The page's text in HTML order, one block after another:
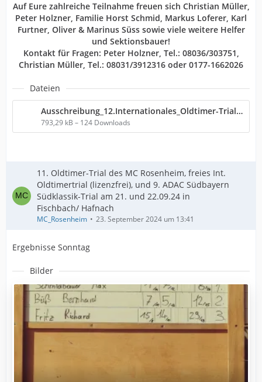
Auf Eure zahlreiche Teilnahme freuen sich Christian Müller,
Peter Holzner, Familie Horst Schmid, Markus Loferer, Karl
Furtner, Oliver & Marinus Süss sowie viele weitere Helfer
und Sektionsbauer!
Kontakt für Fragen: Peter Holzner, Tel.: 08036/303751,
Christian Müller, Tel.: 08031/3912316 oder 0177-1662026
Dateien
Ausschreibung_12.Internationales_Oldtimer-Trial_2025_neu_klein.pdf
793,29 kB – 124 Downloads
11. Oldtimer-Trial des MC Rosenheim, freies Int.
Oldtimertrial (lizenzfrei), und 9. ADAC Südbayern
Südklassik-Trial am 21. und 22.09.24 in
Fischbach/ Hafnach
MC_Rosenheim 23. September 2024 um 13:41
Ergebnisse Sonntag
Bilder